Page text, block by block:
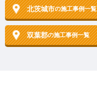
北茨城市の施工事例一覧
双葉郡の施工事例一覧